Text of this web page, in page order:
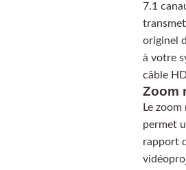
7.1
originel
à votre
câble
Zoom
Le
permet
rapport